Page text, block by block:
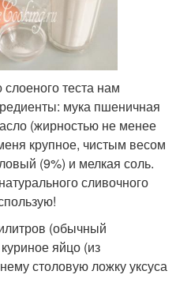
теста нам
мука пшеничная
(жирностью не менее
крупное, чистым весом
(9%) и мелкая соль.
сливочного
(обычный
яйцо (из
столовую ложку уксуса